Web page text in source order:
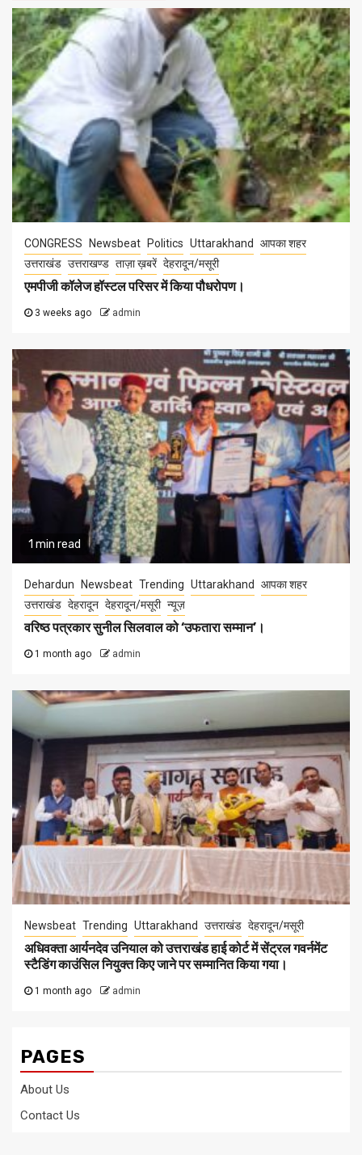
CONGRESS Newsbeat Politics Uttarakhand
आपका शहर
उत्तराखंड उत्तराखण्ड ताज़ा ख़बरें देहरादून/मसूरी
एमपीजी कॉलेज हॉस्टल परिसर में किया पौधरोपण।
3 weeks ago admin
1 min read
Dehardun Newsbeat Trending Uttarakhand
आपका शहर
उत्तराखंड देहरादून देहरादून/मसूरी न्यूज़
वरिष्ठ पत्रकार सुनील सिलवाल को ‘उफतारा सम्मान’।
1 month ago admin
Newsbeat Trending Uttarakhand उत्तराखंड देहरादून/मसूरी
अधिवक्ता आर्यनदेव उनियाल को उत्तराखंड हाई कोर्ट में सेंट्रल गवर्नमेंट
स्टैडिंग काउंसिल नियुक्त किए जाने पर सम्मानित किया गया।
1 month ago admin
PAGES
About Us
Contact Us